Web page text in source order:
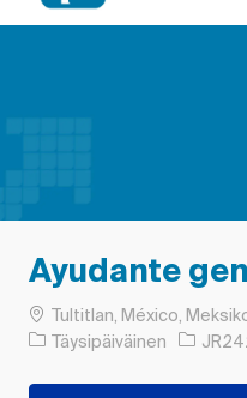
Ayudante
PaikkaTultitlan, México,
Työn tyyppi
Täysipäiväinen Työn